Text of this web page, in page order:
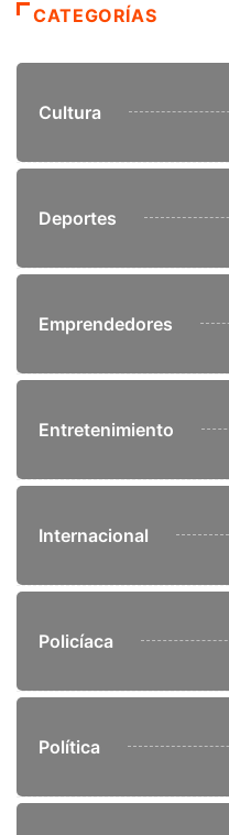
CATEGORÍAS
Cultura
Deportes
Emprendedores
Entretenimiento
Internacional
Policíaca
Política